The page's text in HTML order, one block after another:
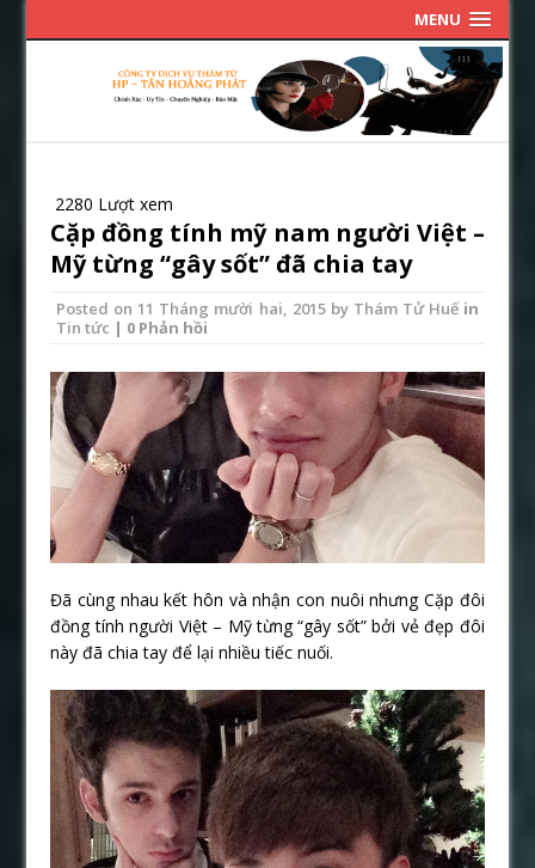
MENU
2280 Lượt xem
Cặp đồng tính mỹ nam người Việt –
Mỹ từng “gây sốt” đã chia tay
Posted on 11 Tháng mười hai, 2015by Thám Tử Huếin
Tin tức | 0 Phản hồi
Đã cùng nhau kết hôn và nhận con nuôi nhưng Cặp đôi
đồng tính người Việt – Mỹ từng “gây sốt” bởi vẻ đẹp đôi
này đã chia tay để lại nhiều tiếc nuối.